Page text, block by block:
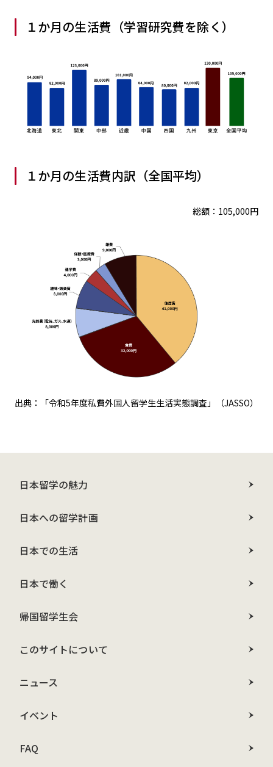
１か月の生活費（学習研究費を除く）
１か月の生活費内訳（全国平均）
総額：105,000円
出典：「令和5年度私費外国人留学生生活実態調査」（JASSO）
日本留学の魅力
日本への留学計画
日本での生活
日本で働く
帰国留学生会
このサイトについて
ニュース
イベント
FAQ